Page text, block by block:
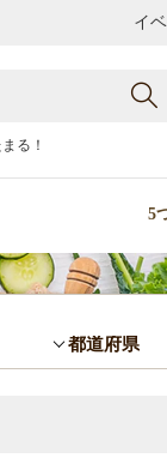
イ
る！
5
都道府県